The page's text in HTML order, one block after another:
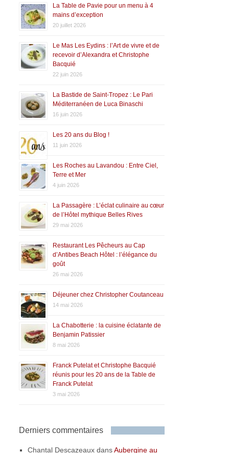
La Table de Pavie pour un menu à 4
mains d’exception
20 juillet 2026
Le Mas Les Eydins : l’Art de vivre et de
recevoir d’Alexandra et Christophe
Bacquié
22 juin 2026
La Bastide de Saint-Tropez : Le Pari
Méditerranéen de Luca Binaschi
16 juin 2026
Les 20 ans du Blog !
11 juin 2026
Les Roches au Lavandou : Entre Ciel,
Terre et Mer
4 juin 2026
La Passagère : L’éclat culinaire au cœur
de l’Hôtel mythique Belles Rives
29 mai 2026
Restaurant Les Pêcheurs au Cap
d’Antibes Beach Hôtel : l’élégance du
goût
26 mai 2026
Déjeuner chez Christopher Coutanceau
14 mai 2026
La Chabotterie : la cuisine éclatante de
Benjamin Patissier
8 mai 2026
Franck Putelat et Christophe Bacquié
réunis pour les 20 ans de la Table de
Franck Putelat
3 mai 2026
Derniers commentaires
Chantal Descazeaux dansAubergine au